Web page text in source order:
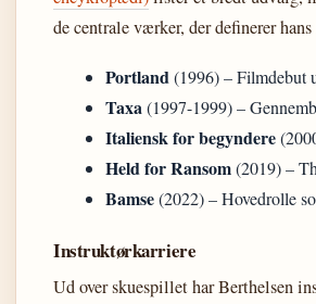
de centrale værker, der definerer
Portland(1996) – Filmdebut
Taxa(1997-1999) –
Italiensk for begyndere
Held for Ransom(2019) –
Bamse(2022) – Hovedrolle
Instruktørkarriere
Ud over skuespillet har Berthelsen